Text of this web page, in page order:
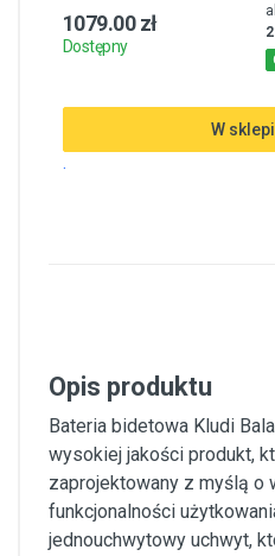
1079.00 zł
Dostępny
W
.
Opis produktu
Bateria bidetowa Kludi
wysokiej jakości produkt,
zaprojektowany z myślą o
funkcjonalności
jednouchwytowy uchwyt,